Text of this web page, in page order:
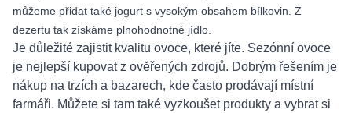
můžeme přidat také jogurt s vysokým obsahem bílkovin. Z
dezertu tak získáme plnohodnotné jídlo.
Je důležité zajistit kvalitu ovoce, které jíte. Sezónní ovoce
je nejlepší kupovat z ověřených zdrojů. Dobrým řešením je
nákup na trzích a bazarech, kde často prodávají místní
farmáři. Můžete si tam také vyzkoušet produkty a vybrat si